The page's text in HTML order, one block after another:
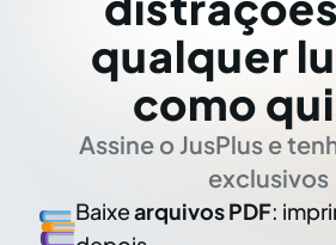
qualquer
como
Assine o JusPlus e
exclusivos
Baixearquivos PDF: